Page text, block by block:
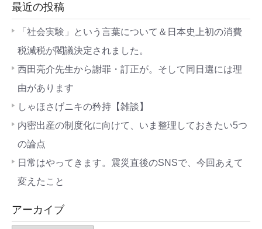
最近の投稿
「社会実験」という言葉について＆日本史上初の消費
税減税が閣議決定されました。
西田亮介先生から謝罪・訂正が。そして同日選には理
由があります
しゃほさげニキの矜持【雑談】
内密出産の制度化に向けて、いま整理しておきたい5つ
の論点
日常はやってきます。震災直後のSNSで、今回あえて
変えたこと
アーカイブ